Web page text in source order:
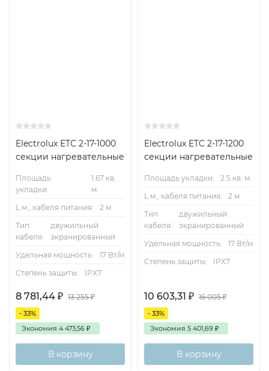
Electrolux ETC 2-17-1000
секции нагревательные
Площадь
укладки:
1.67 кв.
м.
L м., кабеля питания:
2 м
Тип
кабеля:
двужильный
экранированный
Удельная мощность:
17 Вт/м
Степень защиты:
IPX7
8 781,44 ₽ 13 255₽
- 33%
Экономия 4 473,56 ₽
В корзину
Electrolux ETC 2-17-1200
секции нагревательные
Площадь укладки:
2.5 кв. м.
L м., кабеля питания:
2 м
Тип
кабеля:
двужильный
экранированный
Удельная мощность:
17 Вт/м
Степень защиты:
IPX7
10 603,31 ₽ 16 005₽
- 33%
Экономия 5 401,69 ₽
В корзину